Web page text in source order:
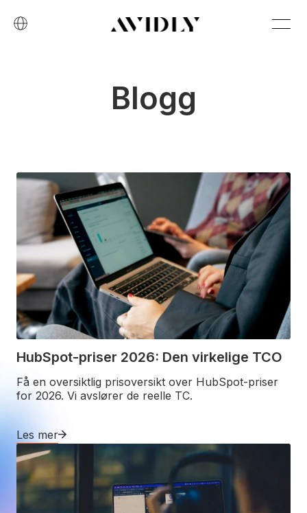
Blogg
HubSpot-priser 2026: Den virkelige TCO
Få en oversiktlig prisoversikt over HubSpot-priser
for 2026. Vi avslører de reelle TC.
Les mer